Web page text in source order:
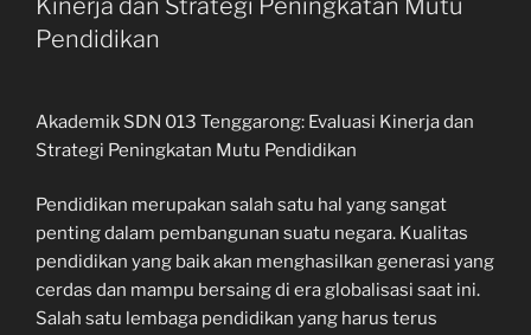
Kinerja dan Strategi Peningkatan Mutu
Pendidikan
Akademik SDN 013 Tenggarong: Evaluasi Kinerja dan
Strategi Peningkatan Mutu Pendidikan
Pendidikan merupakan salah satu hal yang sangat
penting dalam pembangunan suatu negara. Kualitas
pendidikan yang baik akan menghasilkan generasi yang
cerdas dan mampu bersaing di era globalisasi saat ini.
Salah satu lembaga pendidikan yang harus terus